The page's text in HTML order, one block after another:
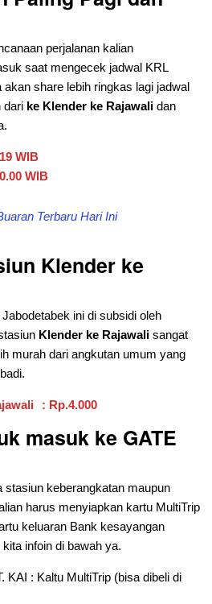
perjalanan kalian
saat mengecek jadwal KRL
akan share lebih ringkas lagi jadwal
dari ke Klender ke Rajawali dan
WIB
WIB
Terbaru Hari Ini
Klender ke
ini di subsidi oleh
Klender ke Rajawali sangat
murah dari angkutan umum yang
: Rp.4.000
masuk ke GATE
keberangkatan maupun
harus menyiapkan kartu MultiTrip
keluaran Bank kesayangan
infoin di bawah ya.
KAI : Kaltu MultiTrip (bisa dibeli di